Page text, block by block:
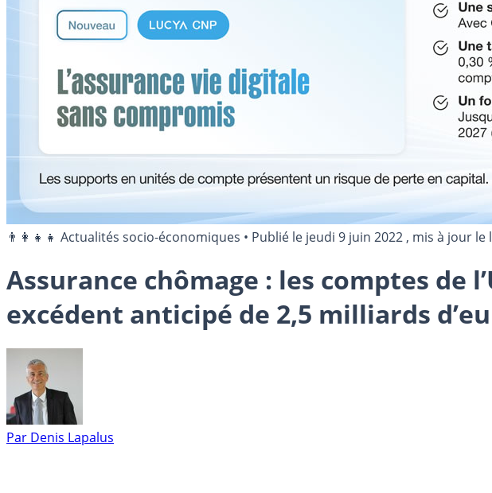
👨‍👩‍👧‍👧 Actualités socio-économiques • Publié le jeudi 9 juin 2022 , mis à jour le
Assurance chômage : les comptes de
excédent anticipé de 2,5 milliards
Par Denis Lapalus